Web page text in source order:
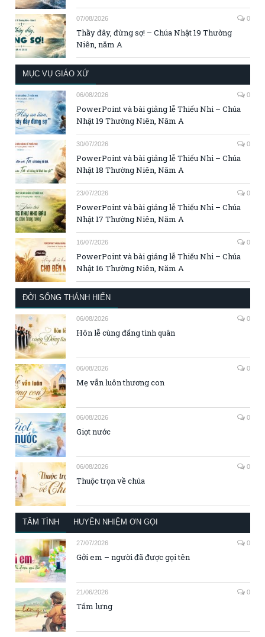
07/08/2026 0
Thầy đây, đừng sợ! – Chúa Nhật 19 Thường
Niên, năm A
MỤC VỤ GIÁO XỨ
06/08/2026 0
PowerPoint và bài giảng lễ Thiếu Nhi – Chúa
Nhật 19 Thường Niên, Năm A
30/07/2026 0
PowerPoint và bài giảng lễ Thiếu Nhi – Chúa
Nhật 18 Thường Niên, Năm A
23/07/2026 0
PowerPoint và bài giảng lễ Thiếu Nhi – Chúa
Nhật 17 Thường Niên, Năm A
16/07/2026 0
PowerPoint và bài giảng lễ Thiếu Nhi – Chúa
Nhật 16 Thường Niên, Năm A
ĐỜI SỐNG THÁNH HIẾN
06/08/2026 0
Hôn lễ cùng đấng tình quân
06/08/2026 0
Mẹ vẫn luôn thương con
06/08/2026 0
Giọt nước
06/08/2026 0
Thuộc trọn về chúa
TÂM TÌNH HUYỀN NHIỆM ƠN GỌI
27/07/2026 0
Gởi em – người đã được gọi tên
21/06/2026 0
Tấm lưng